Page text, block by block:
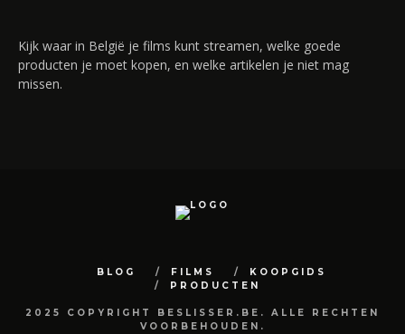
Kijk waar in België je films kunt streamen, welke goede
producten je moet kopen, en welke artikelen je niet mag
missen.
BLOG FILMS
KOOPGIDS
PRODUCTEN
2025 COPYRIGHT BESLISSER.BE. ALLE RECHTEN
VOORBEHOUDEN.